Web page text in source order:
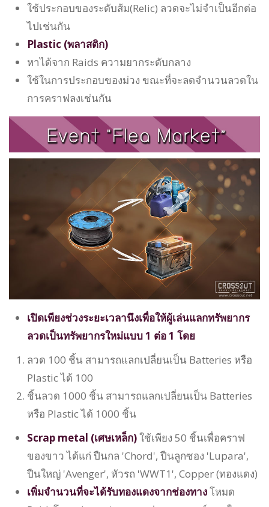
ใช้ประกอบของระดับส้ม(Relic) ลวดจะไม่จำเป็นอีกต่อ
ไปเช่นกัน
Plastic (พลาสติก)
หาได้จาก Raids ความยากระดับกลาง
ใช้ในการประกอบของม่วง ขณะที่จะลดจำนวนลวดใน
การคราฟลงเช่นกัน
เปิดเพียงช่วงระยะเวลานึงเพื่อให้ผู้เล่นแลกทรัพยากร
ลวดเป็นทรัพยากรใหม่แบบ 1 ต่อ 1 โดย
ลวด 100 ชิ้น สามารถแลกเปลี่ยนเป็น Batteries หรือ
Plastic ได้ 100
ชิ้นลวด 1000 ชิ้น สามารถแลกเปลี่ยนเป็น Batteries
หรือ Plastic ได้ 1000 ชิ้น
Scrap metal (เศษเหล็ก)ใช้เพียง 50 ชิ้นเพื่อคราฟ
ของขาว ได้แก่ ปืนกล 'Chord', ปืนลูกซอง 'Lupara',
ปืนใหญ่ 'Avenger', หัวรถ 'WWT1', Copper (ทองแดง)
เพิ่มจำนวนที่จะได้รับทองแดงจากช่องทางโหมด